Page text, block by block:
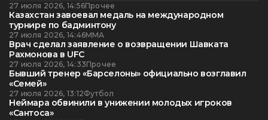
27 июля 2026, 14:56Прочее
Казахстан завоевал медаль на международном
турнире по бадминтону
27 июля 2026, 14:46ММА
Врач сделал заявление о возвращении Шавката
Рахмонова в UFC
27 июля 2026, 14:33Прочее
Бывший тренер «Барселоны» официально возглавил
«Семей»
27 июля 2026, 13:12Футбол
Неймара обвинили в унижении молодых игроков
«Сантоса»